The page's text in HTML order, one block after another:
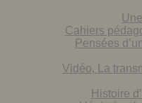
Cahiers
Pensées
Vidéo, La
Histoire